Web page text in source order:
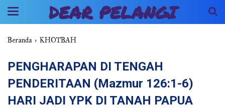
DEAR PELANGI
Beranda › KHOTBAH
PENGHARAPAN DI TENGAH
PENDERITAAN (Mazmur 126:1-6)
HARI JADI YPK DI TANAH PAPUA